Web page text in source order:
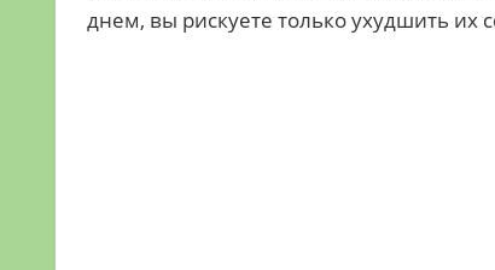
днем, вы рискуете только ухудшить их